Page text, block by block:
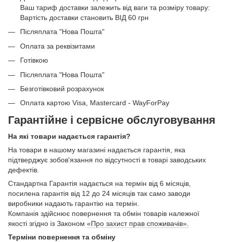
Ваш тариф доставки залежить від ваги та розміру товару:
Вартість доставки становить ВІД 60 грн
Післяплата "Нова Пошта"
Оплата за реквізитами
Готівкою
Післяплата "Нова Пошта"
Безготівковий розрахунок
Оплата картою Visa, Mastercard - WayForPay
Гарантійне і сервісне обслуговування
На які товари надається гарантія?
На товари в нашому магазині надається гарантія, яка
підтверджує зобов'язання по відсутності в товарі заводських
дефектів.
Стандартна Гарантія надається на термін від 6 місяців,
посилена гарантія від 12 до 24 місяців так само заводи
виробники надають гарантію на термін.
Компанія здійснює повернення та обмін товарів належної
якості згідно із Законом «Про захист прав споживачів».
Терміни повернення та обміну